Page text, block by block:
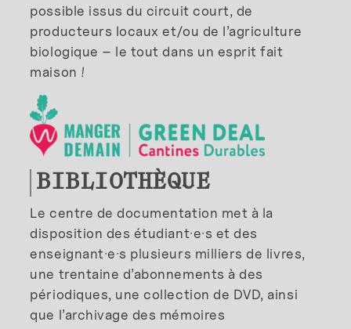
possible issus du circuit court, de
producteurs locaux et/ou de l’agriculture
biologique – le tout dans un esprit fait
maison !
BIBLIOTHÈQUE
Le centre de documentation met à la
disposition des étudiant·e·s et des
enseignant·e·s plusieurs milliers de livres,
une trentaine d’abonnements à des
périodiques, une collection de DVD, ainsi
que l’archivage des mémoires